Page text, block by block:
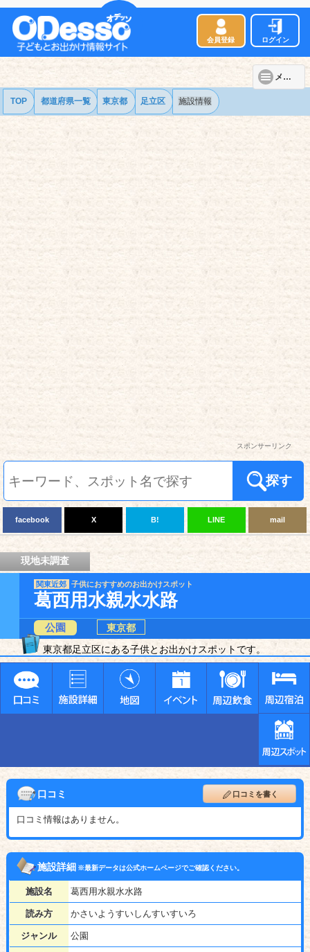
会員登録 ログイン
メニュー
TOP 都道府県一覧 東京都 足立区 施設情報
スポンサーリンク
探す
facebook X B! LINE mail
現地未調査
関東近郊 子供におすすめのお出かけスポット
葛西用水親水水路
公園
東京都
東京都足立区にある子供とお出かけスポットです。
口コミ 口コミを書く
口コミ情報はありません。
施設詳細※最新データは公式ホームページでご確認ください。
施設名 葛西用水親水水路
読み方 かさいようすいしんすいすいろ
ジャンル 公園